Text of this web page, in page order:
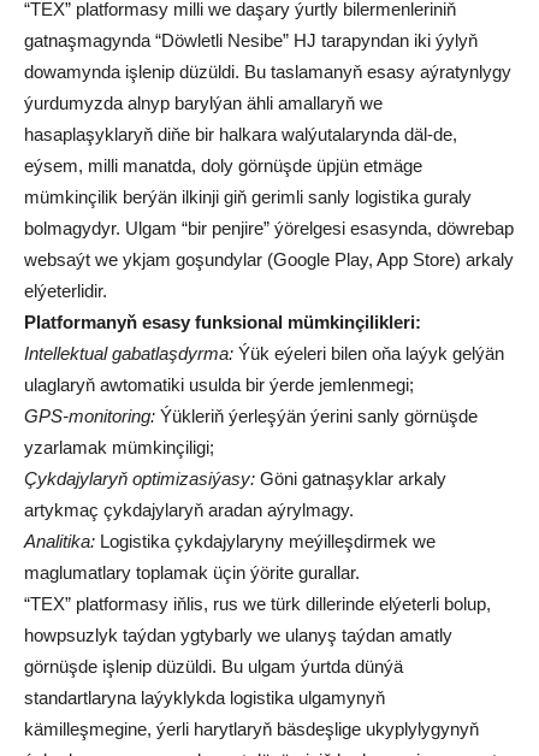
“TEX” platformasy milli we daşary ýurtly bilermenleriniň
gatnaşmagynda “Döwletli Nesibe” HJ tarapyndan iki ýylyň
dowamynda işlenip düzüldi. Bu taslamanyň esasy aýratynlygy
ýurdumyzda alnyp barylýan ähli amallaryň we
hasaplaşyklaryň diňe bir halkara walýutalarynda däl-de,
eýsem, milli manatda, doly görnüşde üpjün etmäge
mümkinçilik berýän ilkinji giň gerimli sanly logistika guraly
bolmagydyr. Ulgam “bir penjire” ýörelgesi esasynda, döwrebap
websaýt we ykjam goşundylar (Google Play, App Store) arkaly
elýeterlidir.
Platformanyň esasy funksional mümkinçilikleri:
Intellektual gabatlaşdyrma: Ýük eýeleri bilen oňa laýyk gelýän
ulaglaryň awtomatiki usulda bir ýerde jemlenmegi;
GPS-monitoring: Ýükleriň ýerleşýän ýerini sanly görnüşde
yzarlamak mümkinçiligi;
Çykdajylaryň optimizasiýasy: Göni gatnaşyklar arkaly
artykmaç çykdajylaryň aradan aýrylmagy.
Analitika: Logistika çykdajylaryny meýilleşdirmek we
maglumatlary toplamak üçin ýörite gurallar.
“TEX” platformasy iňlis, rus we türk dillerinde elýeterli bolup,
howpsuzlyk taýdan ygtybarly we ulanyş taýdan amatly
görnüşde işlenip düzüldi. Bu ulgam ýurtda dünýä
standartlaryna laýyklykda logistika ulgamynyň
kämilleşmegine, ýerli harytlaryň bäsdeşlige ukyplylygynyň